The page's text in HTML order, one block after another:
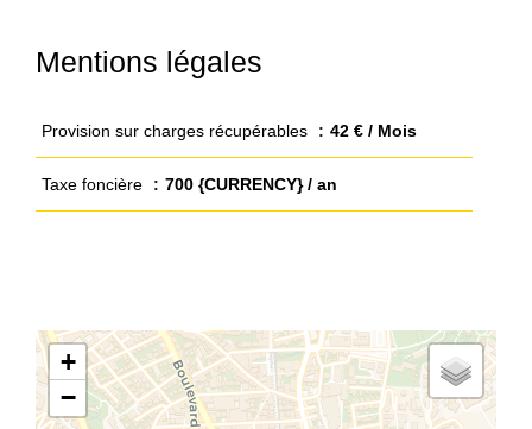
Mentions légales
Provision sur charges récupérables 42 € / Mois
Taxe foncière 700 {CURRENCY} / an
+
−